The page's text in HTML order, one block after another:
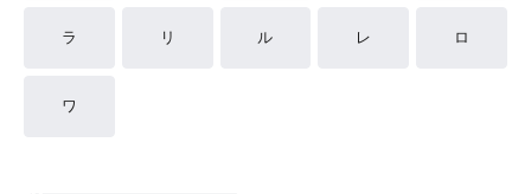
ラ リ ル レ ロ
ワ